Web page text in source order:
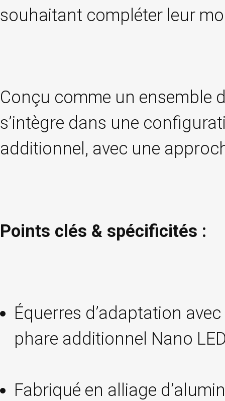
souhaitant compléter leur
Conçu comme un ensemble
s’intègre dans une
additionnel, avec une
Points clés & spécificités :
Équerres d’adaptation
phare additionnel Nano
Fabriqué en alliage